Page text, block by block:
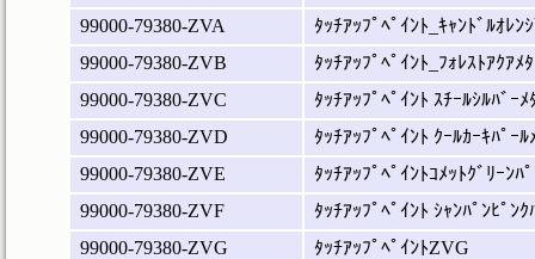
99000-79380-ZVA
ﾀｯﾁｱｯﾌﾟﾍﾟｲﾝﾄ_ｷｬﾝﾄﾞﾙｵﾚﾝ
99000-79380-ZVB
ﾀｯﾁｱｯﾌﾟﾍﾟｲﾝﾄ_ﾌｫﾚｽﾄｱｸｱﾒ
99000-79380-ZVC
ﾀｯﾁｱｯﾌﾟﾍﾟｲﾝﾄ ｽﾁｰﾙｼﾙﾊﾞｰﾒ
99000-79380-ZVD
ﾀｯﾁｱｯﾌﾟﾍﾟｲﾝﾄ ｸｰﾙｶｰｷﾊﾟｰﾙ
99000-79380-ZVE
ﾀｯﾁｱｯﾌﾟﾍﾟｲﾝﾄｺﾒｯﾄｸﾞﾘｰﾝﾊ
99000-79380-ZVF
ﾀｯﾁｱｯﾌﾟﾍﾟｲﾝﾄ ｼｬﾝﾊﾟﾝﾋﾟﾝｸ
99000-79380-ZVG
ﾀｯﾁｱｯﾌﾟﾍﾟｲﾝﾄZVG